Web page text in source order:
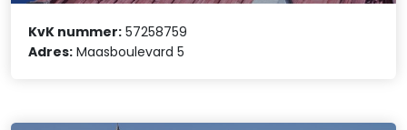
KvK nummer: 57258759
Adres: Maasboulevard 5